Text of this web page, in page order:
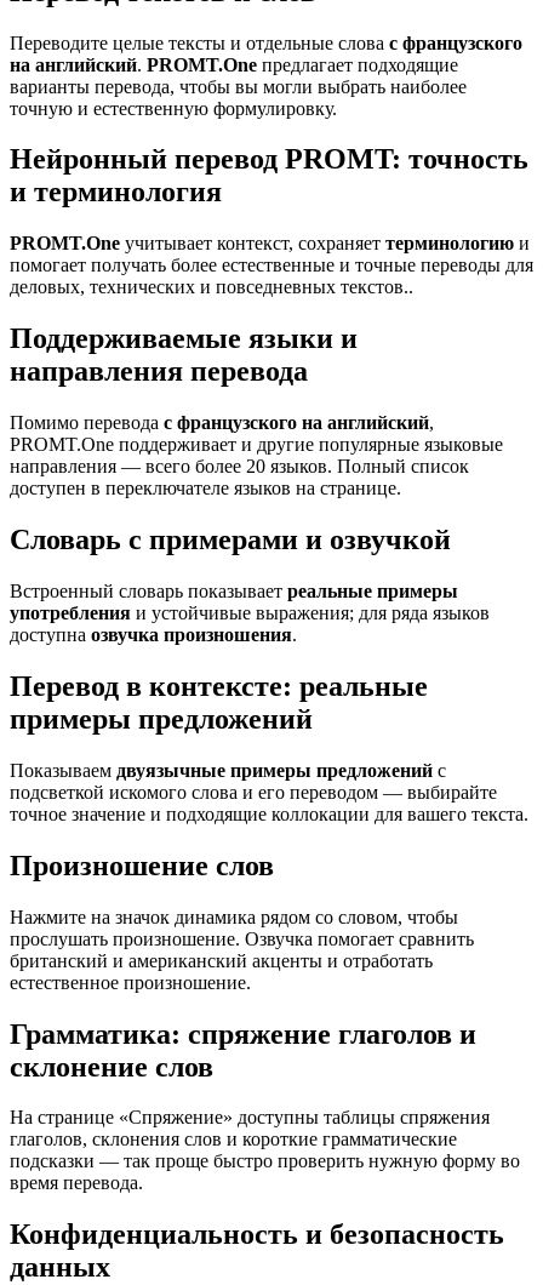
Переводите целые тексты и отдельные слова с французского
на английский. PROMT.One предлагает подходящие
варианты перевода, чтобы вы могли выбрать наиболее
точную и естественную формулировку.
Нейронный перевод PROMT: точность
и терминология
PROMT.One учитывает контекст, сохраняет терминологию и
помогает получать более естественные и точные переводы для
деловых, технических и повседневных текстов..
Поддерживаемые языки и
направления перевода
Помимо перевода с французского на английский,
PROMT.One поддерживает и другие популярные языковые
направления — всего более 20 языков. Полный список
доступен в переключателе языков на странице.
Словарь с примерами и озвучкой
Встроенный словарь показывает реальные примеры
употребления и устойчивые выражения; для ряда языков
доступна озвучка произношения.
Перевод в контексте: реальные
примеры предложений
Показываем двуязычные примеры предложений с
подсветкой искомого слова и его переводом — выбирайте
точное значение и подходящие коллокации для вашего текста.
Произношение слов
Нажмите на значок динамика рядом со словом, чтобы
прослушать произношение. Озвучка помогает сравнить
британский и американский акценты и отработать
естественное произношение.
Грамматика: спряжение глаголов и
склонение слов
На странице «Спряжение» доступны таблицы спряжения
глаголов, склонения слов и короткие грамматические
подсказки — так проще быстро проверить нужную форму во
время перевода.
Конфиденциальность и безопасность
данных